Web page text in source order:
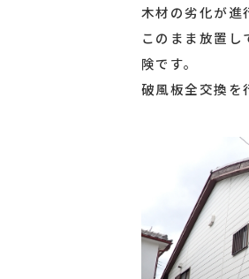
木材の劣化が進
このまま放置
険です。
破風板全交換を